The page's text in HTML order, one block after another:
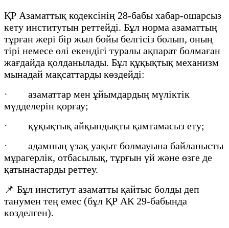
ҚР Азаматтық кодексінің 28-бабы хабар-ошарсыз
кету институтын реттейді. Бұл норма азаматтың
тұрған жері бір жыл бойы белгісіз болып, оның
тірі немесе өлі екендігі туралы ақпарат болмаған
жағдайда қолданылады. Бұл құқықтық механизм
мынадай мақсаттарды көздейді:
· азаматтар мен ұйымдардың мүліктік
мүдделерін қорғау;
· құқықтық айқындықты қамтамасыз ету;
· адамның ұзақ уақыт болмауына байланысты
мұрагерлік, отбасылық, тұрғын үй және өзге де
қатынастарды реттеу.
📌 Бұл институт азаматты қайтыс болды деп
танумен тең емес (бұл ҚР АК 29-бабында
көзделген).